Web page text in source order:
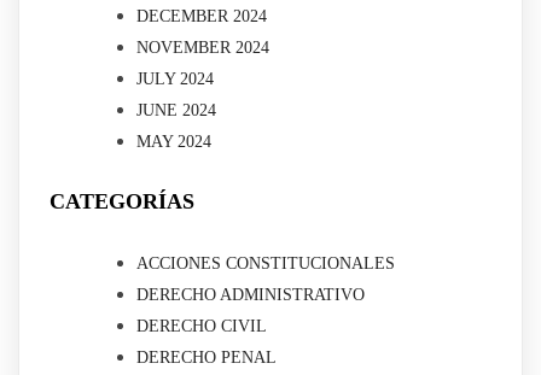
DECEMBER 2024
NOVEMBER 2024
JULY 2024
JUNE 2024
MAY 2024
CATEGORÍAS
ACCIONES CONSTITUCIONALES
DERECHO ADMINISTRATIVO
DERECHO CIVIL
DERECHO PENAL